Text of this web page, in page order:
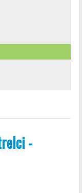
-